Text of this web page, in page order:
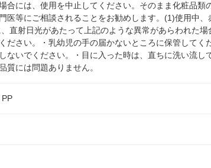
合には、使用を中止してください。そのまま化粧品類
医等にご相談されることをお勧めします。(1)使用中
直射日光があたって上記のような異常があらわれた
ださい。・乳幼児の手の届かないところに保管してく
ないでください。・目に入った時は、直ちに洗い流し
質には問題ありません。